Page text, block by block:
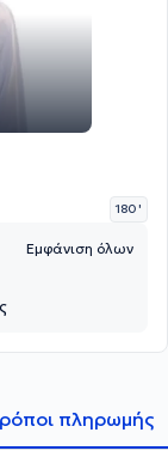
180 '
Εμφάνιση όλων
πληρωμής